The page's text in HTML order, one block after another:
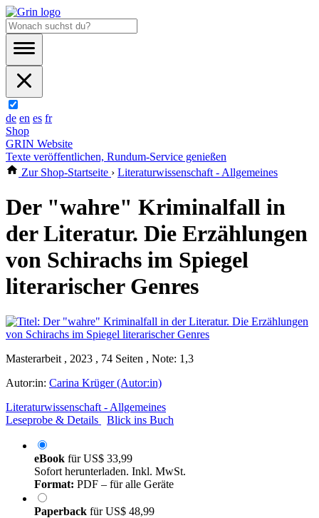
de en es fr
Shop
GRIN Website
Texte veröffentlichen, Rundum-Service genießen
Zur Shop-Startseite › Literaturwissenschaft - Allgemeines
Der "wahre" Kriminalfall in
der Literatur. Die Erzählungen
von Schirachs im Spiegel
literarischer Genres
Masterarbeit , 2023 , 74 Seiten , Note: 1,3
Autor:in: Carina Krüger (Autor:in)
Literaturwissenschaft - Allgemeines
Leseprobe & Details
Blick ins Buch
eBook fürUS$ 33,99
Sofort herunterladen. Inkl. MwSt.
Format: PDF – für alle Geräte
Paperback fürUS$ 48,99